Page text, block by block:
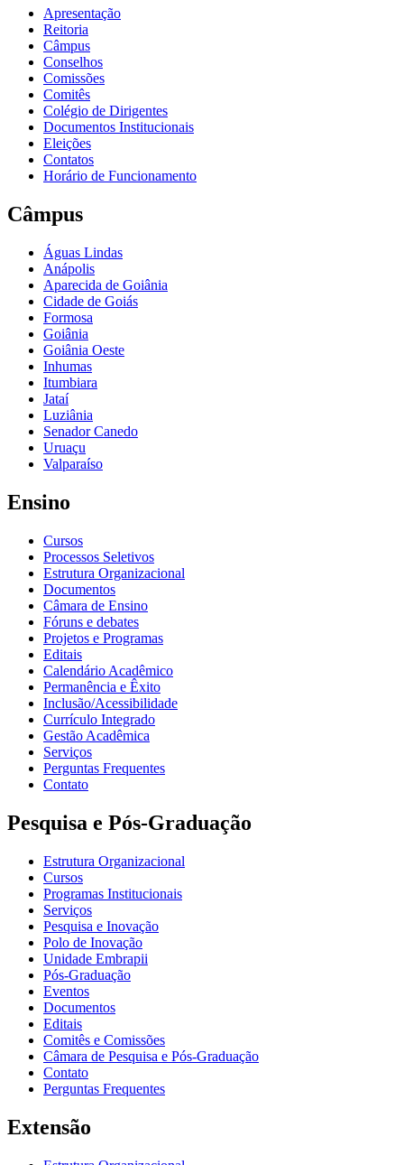
Apresentação
Reitoria
Câmpus
Conselhos
Comissões
Comitês
Colégio de Dirigentes
Documentos Institucionais
Eleições
Contatos
Horário de Funcionamento
Câmpus
Águas Lindas
Anápolis
Aparecida de Goiânia
Cidade de Goiás
Formosa
Goiânia
Goiânia Oeste
Inhumas
Itumbiara
Jataí
Luziânia
Senador Canedo
Uruaçu
Valparaíso
Ensino
Cursos
Processos Seletivos
Estrutura Organizacional
Documentos
Câmara de Ensino
Fóruns e debates
Projetos e Programas
Editais
Calendário Acadêmico
Permanência e Êxito
Inclusão/Acessibilidade
Currículo Integrado
Gestão Acadêmica
Serviços
Perguntas Frequentes
Contato
Pesquisa e Pós-Graduação
Estrutura Organizacional
Cursos
Programas Institucionais
Serviços
Pesquisa e Inovação
Polo de Inovação
Unidade Embrapii
Pós-Graduação
Eventos
Documentos
Editais
Comitês e Comissões
Câmara de Pesquisa e Pós-Graduação
Contato
Perguntas Frequentes
Extensão